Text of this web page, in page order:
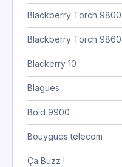
Blackberry Torch 9800
Blackberry Torch 9860
Blackerry 10
Blagues
Bold 9900
Bouygues telecom
Ça Buzz !